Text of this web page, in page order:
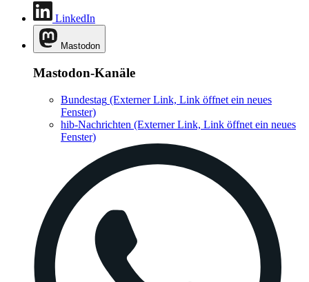
LinkedIn
Mastodon
Mastodon-Kanäle
Bundestag (Externer Link, Link öffnet ein neues
Fenster)
hib-Nachrichten (Externer Link, Link öffnet ein neues
Fenster)